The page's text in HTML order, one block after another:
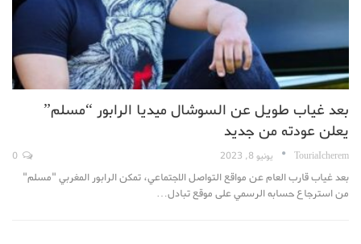
بعد غياب طويل عن السوشال ميديا الرابور “مسلم”
يعلن عودته من جديد
TouriaIcherem يونيو 8, 2023
بعد غياب قارب العام عن مواقع التواصل الاجتماعي، تمكن الرابور المغربي "مسلم"
من استرجاع حسابه الرسمي على موقع تبادل…